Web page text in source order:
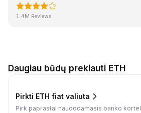
1.4M Reviews
Daugiau būdų prekiauti ETH
Pirkti ETH fiat valiuta
Pirk paprastai naudodamasis banko